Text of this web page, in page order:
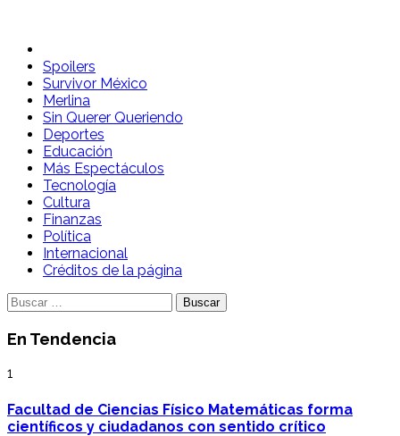
Spoilers Desde la Cuna
Sitio con información sobre series, película, reality shows y
telenovelas
Spoilers
Survivor México
Merlina
Sin Querer Queriendo
Deportes
Educación
Más Espectáculos
Tecnología
Cultura
Finanzas
Política
Internacional
Créditos de la página
Buscar:
En Tendencia
1
Facultad de Ciencias Físico Matemáticas forma
científicos y ciudadanos con sentido crítico